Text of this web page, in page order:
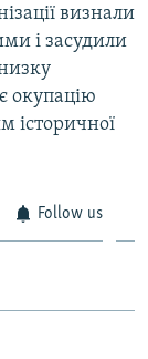
визнали
і засудили
окупацію
історичної
Follow us